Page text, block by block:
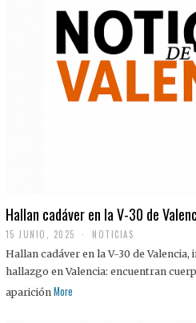
Hallan cadáver en la V-30 de
15 JUNIO, 2025 NOTICIAS
Hallan cadáver en la V-30 de
hallazgo en Valencia: encuentran
aparición More